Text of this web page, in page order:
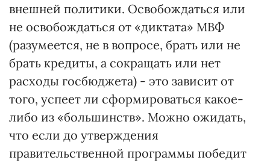
внешней политики. Освобождаться или
не освобождаться от «диктата» МВФ
(разумеется, не в вопросе, брать или не
брать кредиты, а сокращать или нет
расходы госбюджета) - это зависит от
того, успеет ли сформироваться какое-
либо из «большинств». Можно ожидать,
что если до утверждения
правительственной программы победит